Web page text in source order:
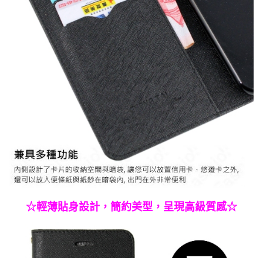
☆輕薄貼身設計，簡約美型，呈現高級質感☆